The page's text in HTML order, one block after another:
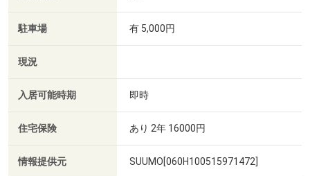
駐車場 有 5,000円
現況
入居可能時期 即時
住宅保険 あり 2年 16000円
情報提供元 SUUMO[060H100515971472]